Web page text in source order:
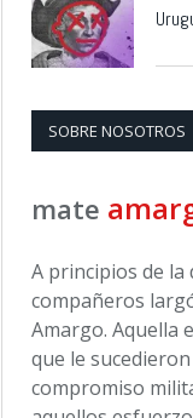
SOBRE NOSOTROS
mate
A principios de la
compañeros
Amargo. Aquella
que le
compromiso